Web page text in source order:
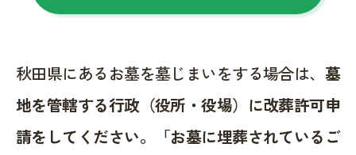
秋田県にあるお墓を墓じまいをする場合は、 墓
地を管轄する行政（役所・役場）に改葬許可申
請をしてください。「お墓に埋葬されているご